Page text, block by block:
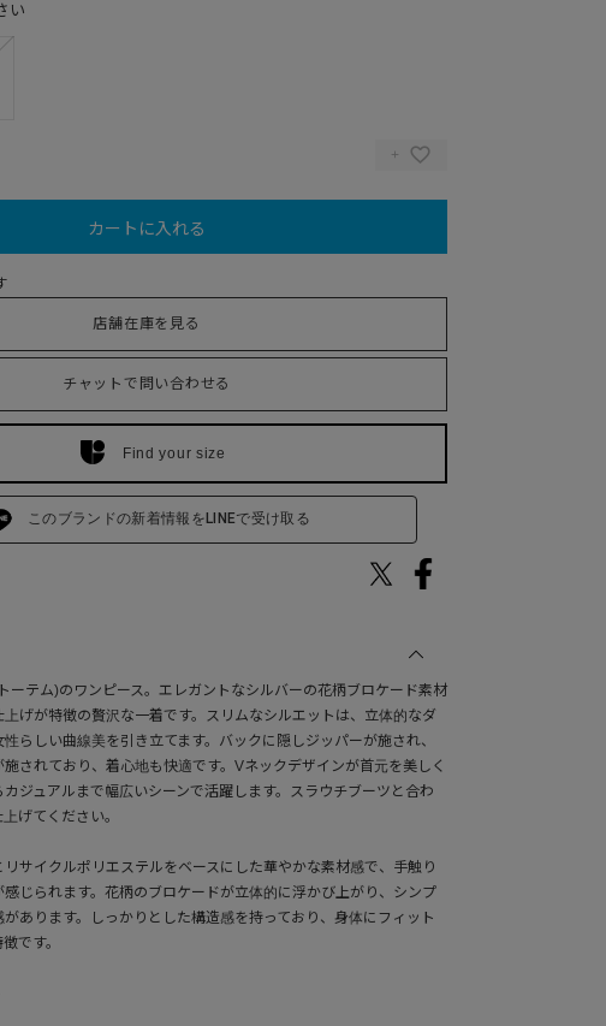
い
カートに入れる
店舗在庫を見る
チャットで問い合わせる
Find your size
このブランドの新着情報をLINEで受け取る
ーテム)のワンピース。エレガントなシルバーの花柄ブロケード素材
げが特徴の贅沢な一着です。スリムなシルエットは、立体的なダ
らしい曲線美を引き立てます。バックに隠しジッパーが施され、
されており、着心地も快適です。Vネックデザインが首元を美しく
ジュアルまで幅広いシーンで活躍します。スラウチブーツと合わ
げてください。
リサイクルポリエステルをベースにした華やかな素材感で、手触り
じられます。花柄のブロケードが立体的に浮かび上がり、シンプ
あります。しっかりとした構造感を持っており、身体にフィット
です。